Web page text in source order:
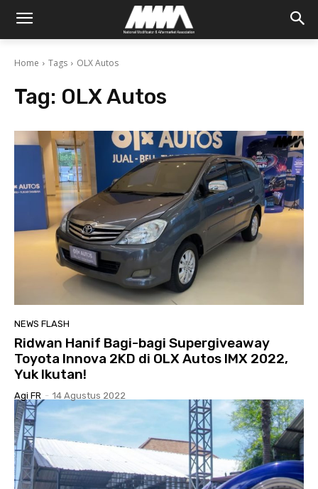
Home Tags OLX Autos
Tag: OLX Autos
NEWS FLASH
Ridwan Hanif Bagi-bagi Supergiveaway
Toyota Innova 2KD di OLX Autos IMX 2022,
Yuk Ikutan!
Agi FR - 14 Agustus 2022